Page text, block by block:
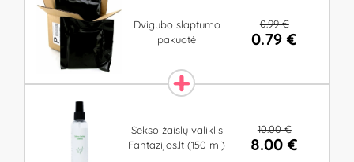
Dvigubo slaptumo
pakuotė
0.99 €
0.79 €
Sekso žaislų valiklis
Fantazijos.lt (150 ml)
10.00 €
8.00 €